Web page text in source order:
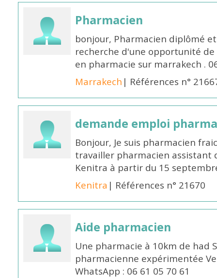
Pharmacien
bonjour, Pharmacien diplômé
recherche d'une opportunité
en pharmacie sur marrakech .
Marrakech | Références n°
demande emploi
Bonjour, Je suis pharmacien
travailler pharmacien assistant
Kenitra à partir du 15
Kenitra | Références n° 21670
Aide pharmacien
Une pharmacie à 10km de had
pharmacienne expérimentée
WhatsApp : 06 61 05 70 61